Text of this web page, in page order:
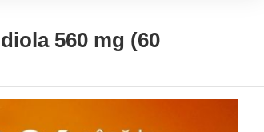
560 mg (60